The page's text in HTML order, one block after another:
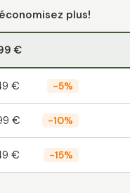
plus!
€
€ -5%
€ -10%
€ -15%